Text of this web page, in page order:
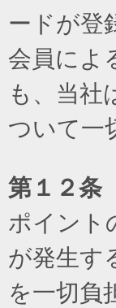
ードが登
会員によ
も、当社
ついて一
第１２条
ポイント
が発生す
を一切負